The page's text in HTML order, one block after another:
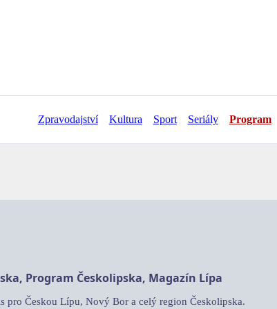
Zpravodajství Kultura Sport Seriály Program
Program Českolipska, Magazín Lípa
pro Českou Lípu, Nový Bor a celý region Českolipska.